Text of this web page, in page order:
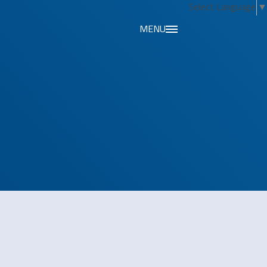
Select Language ▼
MENU